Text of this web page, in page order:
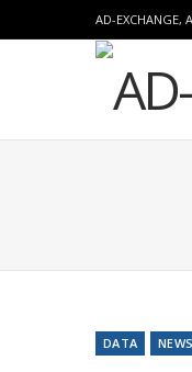
AD-EXCHANGE,
DATA NEWS